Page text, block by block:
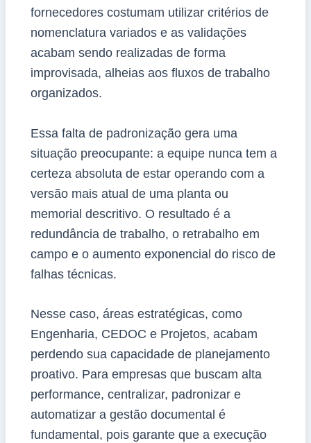
fornecedores costumam utilizar critérios de
nomenclatura variados e as validações
acabam sendo realizadas de forma
improvisada, alheias aos fluxos de trabalho
organizados.
Essa falta de padronização gera uma
situação preocupante: a equipe nunca tem a
certeza absoluta de estar operando com a
versão mais atual de uma planta ou
memorial descritivo. O resultado é a
redundância de trabalho, o retrabalho em
campo e o aumento exponencial do risco de
falhas técnicas.
Nesse caso, áreas estratégicas, como
Engenharia, CEDOC e Projetos, acabam
perdendo sua capacidade de planejamento
proativo. Para empresas que buscam alta
performance, centralizar, padronizar e
automatizar a gestão documental é
fundamental, pois garante que a execução